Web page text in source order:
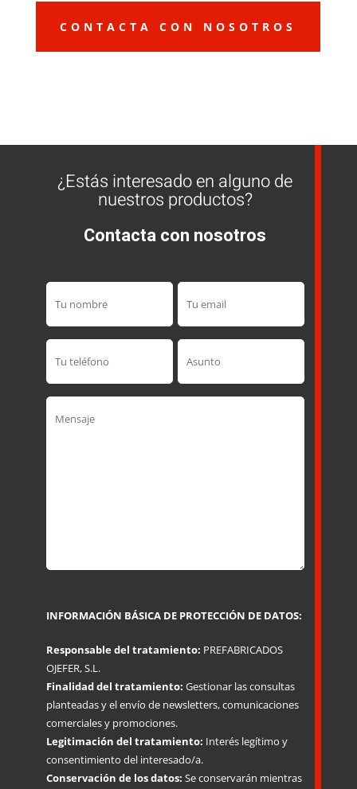
CONTACTA CON NOSOTROS
¿Estás interesado en alguno de
nuestros productos?
Contacta con nosotros
INFORMACIÓN BÁSICA DE PROTECCIÓN DE DATOS:
Responsable del tratamiento: PREFABRICADOS
OJEFER, S.L.
Finalidad del tratamiento: Gestionar las consultas
planteadas y el envío de newsletters, comunicaciones
comerciales y promociones.
Legitimación del tratamiento: Interés legítimo y
consentimiento del interesado/a.
Conservación de los datos: Se conservarán mientras